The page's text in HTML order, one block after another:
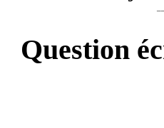
Question